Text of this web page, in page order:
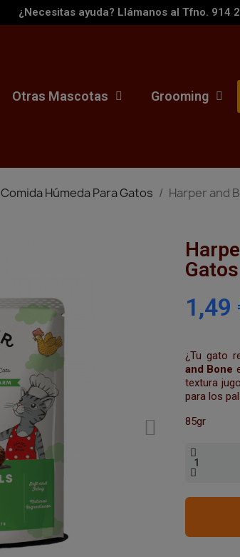
¿Necesitas ayuda? Llámanos al Tfno. 914
Otras Mascotas Grooming
Comida Húmeda Para Gatos Harper and
1,49
¿Tu gato
and Bone
textura
para los
85gr